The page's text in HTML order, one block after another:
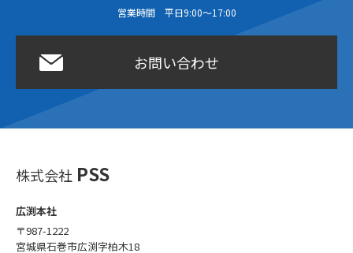
営業時間 平日9:00〜17:00
お問い合わせ
株式会社 PSS
広渕本社
〒987-1222
宮城県石巻市広渕字柏木18